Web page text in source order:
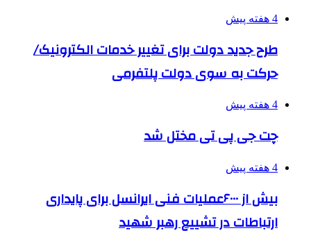
4 هفته پیش
طرح جدید دولت برای تغییر خدمات الکترونیک/
حرکت به سوی دولت پلتفرمی
4 هفته پیش
چت جی پی تی مختل شد
4 هفته پیش
بیش از ۶۰۰۰عملیات فنی ایرانسل برای پایداری
ارتباطات در تشییع رهبر شهید